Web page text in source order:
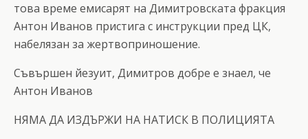
това време емисарят на Димитровската фракция
Антон Иванов пристига с инструкции пред ЦК,
набелязан за жертвоприношение.
Съвършен йезуит, Димитров добре е знаел, че
Антон Иванов
НЯМА ДА ИЗДЪРЖИ НА НАТИСК В ПОЛИЦИЯТА